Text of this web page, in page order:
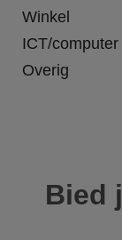
Winkel
ICT/computer
Overig
Bied